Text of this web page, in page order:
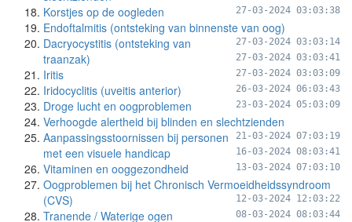
Korstjes op de oogleden 27-03-2024 03:03:38
Endoftalmitis (ontsteking van binnenste van oog)
27-03-2024 03:03:14
Dacryocystitis (ontsteking van
traanzak)
27-03-2024 03:03:41
Iritis 27-03-2024 03:03:09
Iridocyclitis (uveitis anterior) 26-03-2024 06:03:43
Droge lucht en oogproblemen 23-03-2024 05:03:09
Verhoogde alertheid bij blinden en slechtzienden
21-03-2024 07:03:19
Aanpassingsstoornissen bij personen
met een visuele handicap
16-03-2024 08:03:41
Vitaminen en ooggezondheid 13-03-2024 07:03:10
Oogproblemen bij het Chronisch Vermoeidheidssyndroom
(CVS)
12-03-2024 12:03:22
Tranende / Waterige ogen 08-03-2024 08:03:44